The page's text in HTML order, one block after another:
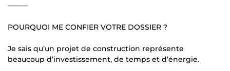
⸻
POURQUOI ME CONFIER VOTRE DOSSIER ?
Je sais qu’un projet de construction représente
beaucoup d’investissement, de temps et d’énergie.